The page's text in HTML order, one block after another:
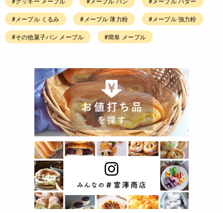
#メープル くるみ #メープル 薄力粉 #メープル 強力粉
#その他菓子パン メープル #簡単 メープル